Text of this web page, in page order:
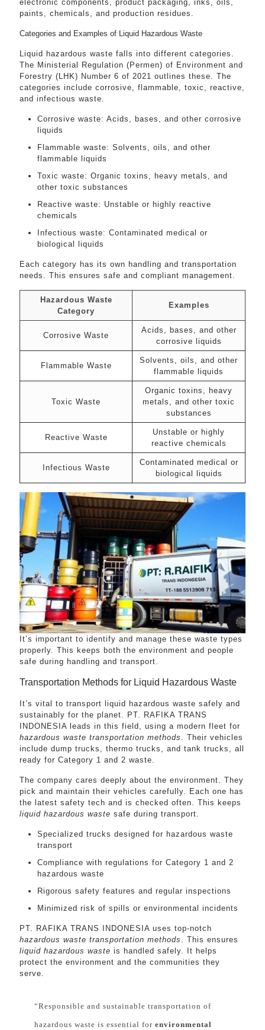
electronic components, product packaging, inks, oils,
paints, chemicals, and production residues.
Categories and Examples of Liquid Hazardous Waste
Liquid hazardous waste falls into different categories.
The Ministerial Regulation (Permen) of Environment and
Forestry (LHK) Number 6 of 2021 outlines these. The
categories include corrosive, flammable, toxic, reactive,
and infectious waste.
Corrosive waste: Acids, bases, and other corrosive
liquids
Flammable waste: Solvents, oils, and other
flammable liquids
Toxic waste: Organic toxins, heavy metals, and
other toxic substances
Reactive waste: Unstable or highly reactive
chemicals
Infectious waste: Contaminated medical or
biological liquids
Each category has its own handling and transportation
needs. This ensures safe and compliant management.
Hazardous Waste
Category
Examples
Corrosive Waste
Acids, bases, and other
corrosive liquids
Flammable Waste
Solvents, oils, and other
flammable liquids
Toxic Waste
Organic toxins, heavy
metals, and other toxic
substances
Reactive Waste
Unstable or highly
reactive chemicals
Infectious Waste
Contaminated medical or
biological liquids
It’s important to identify and manage these waste types
properly. This keeps both the environment and people
safe during handling and transport.
Transportation Methods for Liquid Hazardous Waste
It’s vital to transport liquid hazardous waste safely and
sustainably for the planet. PT. RAFIKA TRANS
INDONESIA leads in this field, using a modern fleet for
hazardous waste transportation methods . Their vehicles
include dump trucks, thermo trucks, and tank trucks, all
ready for Category 1 and 2 waste.
The company cares deeply about the environment. They
pick and maintain their vehicles carefully. Each one has
the latest safety tech and is checked often. This keeps
liquid hazardous waste safe during transport.
Specialized trucks designed for hazardous waste
transport
Compliance with regulations for Category 1 and 2
hazardous waste
Rigorous safety features and regular inspections
Minimized risk of spills or environmental incidents
PT. RAFIKA TRANS INDONESIA uses top-notch
hazardous waste transportation methods . This ensures
liquid hazardous waste is handled safely. It helps
protect the environment and the communities they
serve.
“Responsible and sustainable transportation of
hazardous waste is essential for environmental